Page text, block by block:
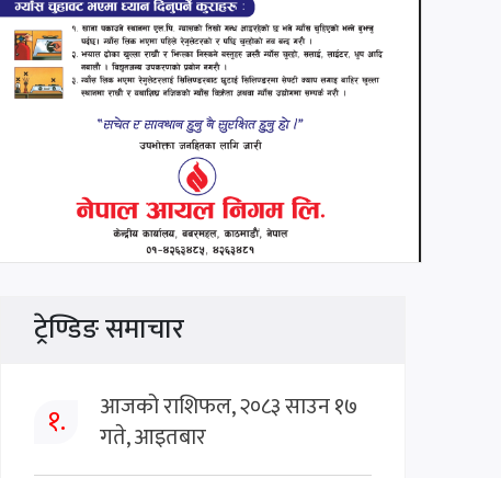
ट्रेण्डिङ समाचार
१.
आजको राशिफल, २०८३ साउन १७
गते, आइतबार